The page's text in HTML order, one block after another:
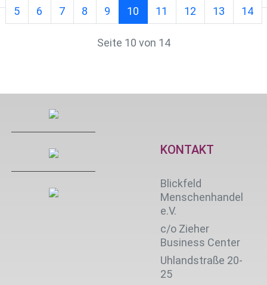
5 6 7 8 9 10 11 12 13 14
Seite 10 von 14
KONTAKT
Blickfeld
Menschenhandel
e.V.
c/o Zieher
Business Center
Uhlandstraße 20-
25